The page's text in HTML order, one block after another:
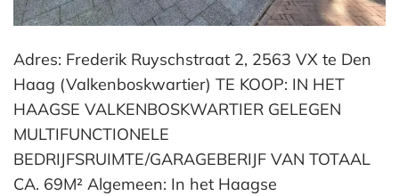
Adres: Frederik Ruyschstraat 2, 2563 VX te Den
Haag (Valkenboskwartier) TE KOOP: IN HET
HAAGSE VALKENBOSKWARTIER GELEGEN
MULTIFUNCTIONELE
BEDRIJFSRUIMTE/GARAGEBERIJF VAN TOTAAL
CA. 69M² Algemeen: In het Haagse